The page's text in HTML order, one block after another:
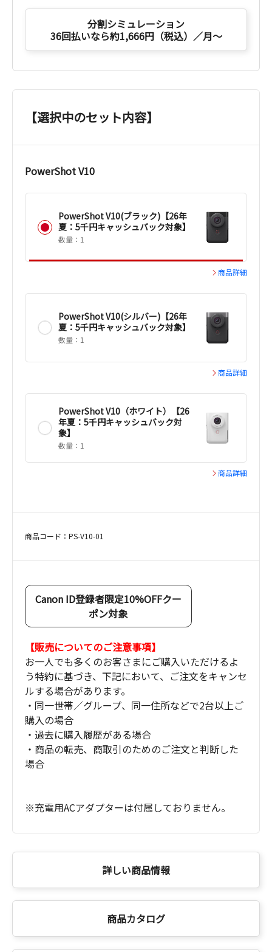
分割シミュレーション
36回払いなら約1,666円（税込）／月～
【選択中のセット内容】
PowerShot V10
PowerShot V10(ブラック)【26年
夏：5千円キャッシュバック対象】
数量：1
商品詳細
PowerShot V10(シルバー)【26年
夏：5千円キャッシュバック対象】
数量：1
商品詳細
PowerShot V10（ホワイト）【26
年夏：5千円キャッシュバック対
象】
数量：1
商品詳細
商品コード：PS-V10-01
Canon ID登録者限定10%OFFクー
ポン対象
【販売についてのご注意事項】
お一人でも多くのお客さまにご購入いただけるよ
う特約に基づき、下記において、ご注文をキャンセ
ルする場合があります。
・同一世帯／グループ、同一住所などで2台以上ご
購入の場合
・過去に購入履歴がある場合
・商品の転売、商取引のためのご注文と判断した
場合
※充電用ACアダプターは付属しておりません。
詳しい商品情報
商品カタログ